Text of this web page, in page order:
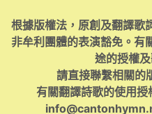
根據版權法，原創及翻譯歌
非牟利團體的表演豁免。有
途的授權
請直接聯繫相關的
有關翻譯詩歌的使用